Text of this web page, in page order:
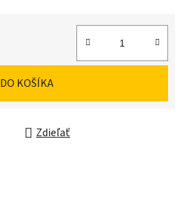
DO KOŠÍKA
Zdieľať